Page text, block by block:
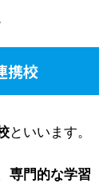
携校
といいます。
専門的な学習